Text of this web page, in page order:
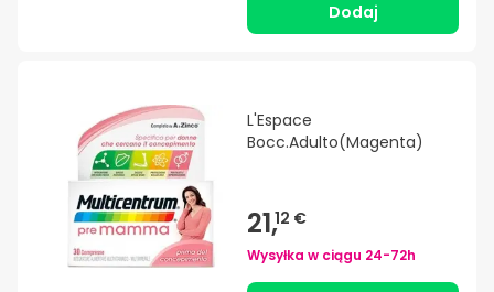
Dodaj
L'Espace
Bocc.Adulto(Magenta)
21,12 €
Wysyłka w ciągu 24-72h